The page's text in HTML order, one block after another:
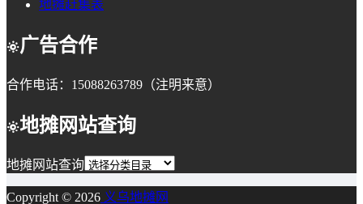
地摊赶集表
广告合作
合作电话：15088263789（注明来意）
地摊网站查询
地摊网站查询
Copyright © 2026 义乌地摊网